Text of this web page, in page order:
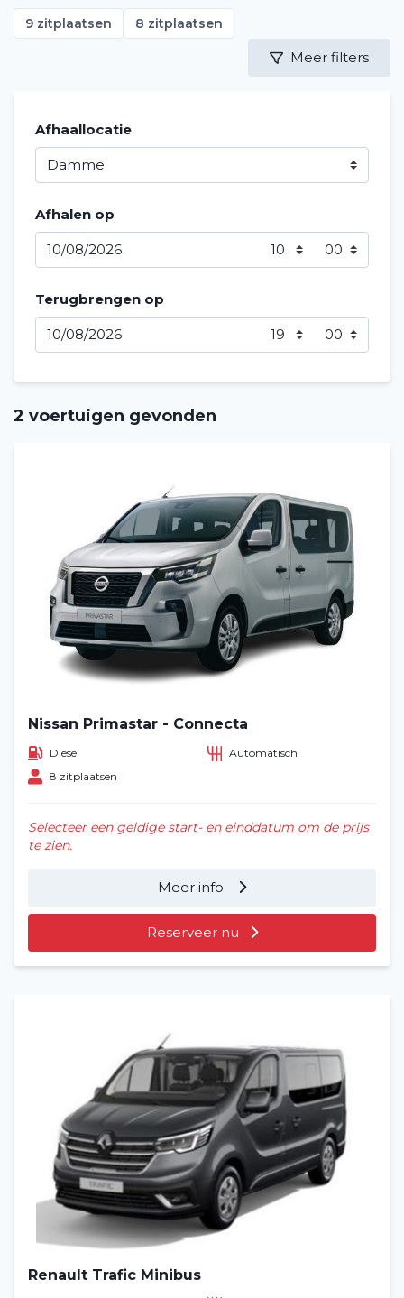
9 zitplaatsen 8 zitplaatsen
Meer filters
Afhaallocatie
Afhalen op
Terugbrengen op
2 voertuigen gevonden
Nissan Primastar - Connecta
Diesel
Automatisch
8 zitplaatsen
Selecteer een geldige start- en einddatum om de prijs
te zien.
Meer info
Reserveer nu
Renault Trafic Minibus